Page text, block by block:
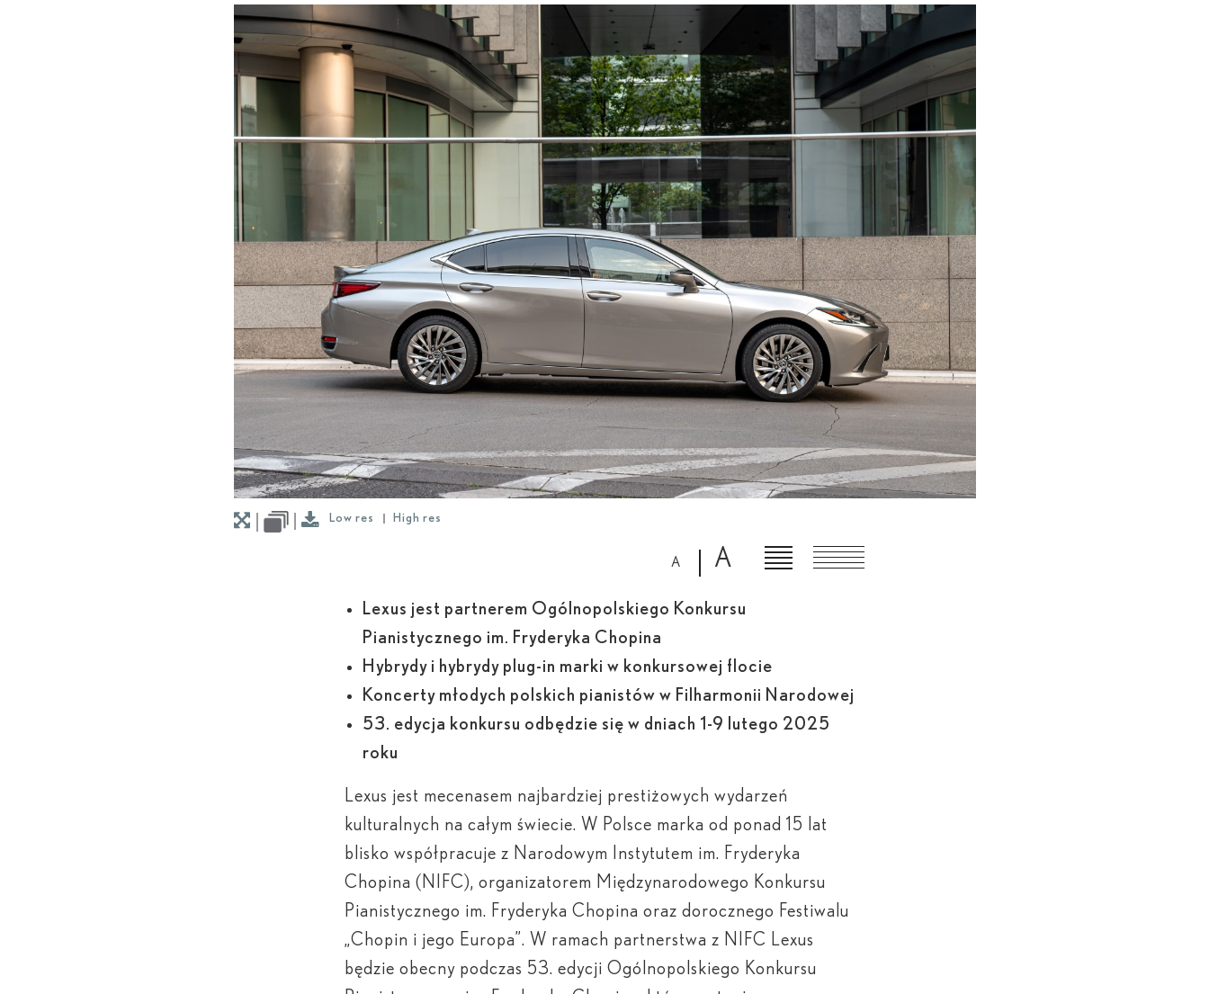
Low res High res
A A
Lexus jest partnerem Ogólnopolskiego Konkursu
Pianistycznego im. Fryderyka Chopina
Hybrydy i hybrydy plug-in marki w konkursowej flocie
Koncerty młodych polskich pianistów w Filharmonii Narodowej
53. edycja konkursu odbędzie się w dniach 1-9 lutego 2025
roku
Lexus jest mecenasem najbardziej prestiżowych wydarzeń
kulturalnych na całym świecie. W Polsce marka od ponad 15 lat
blisko współpracuje z Narodowym Instytutem im. Fryderyka
Chopina (NIFC), organizatorem Międzynarodowego Konkursu
Pianistycznego im. Fryderyka Chopina oraz dorocznego Festiwalu
„Chopin i jego Europa”. W ramach partnerstwa z NIFC Lexus
będzie obecny podczas 53. edycji Ogólnopolskiego Konkursu